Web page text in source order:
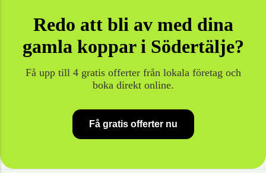
Redo att bli av med dina
gamla koppari Södertälje?
Få upp till 4 gratis offerter från lokala företag och
boka direkt online.
Få gratis offerter nu